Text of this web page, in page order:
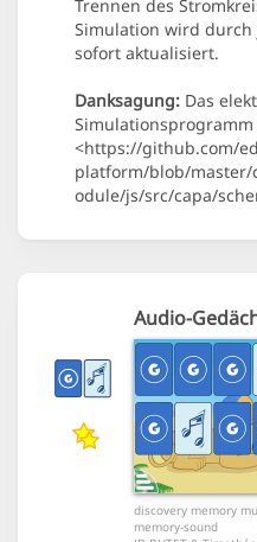
Trennen des
Simulation wird durch
sofort aktualisiert.
Danksagung: Das
Simulationsprogramm
<https://github.com/
platform/blob/
odule/js/src/capa/
Audio-
discovery memory
memory-sound